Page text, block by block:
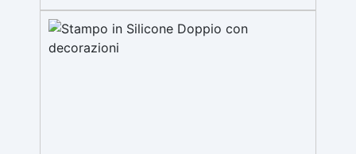
efficacia: una confezione di NaturColor da
100 grammi colora fino a 10 kg di NatuResin
(basta aggiungere 1% in peso e mescolare)